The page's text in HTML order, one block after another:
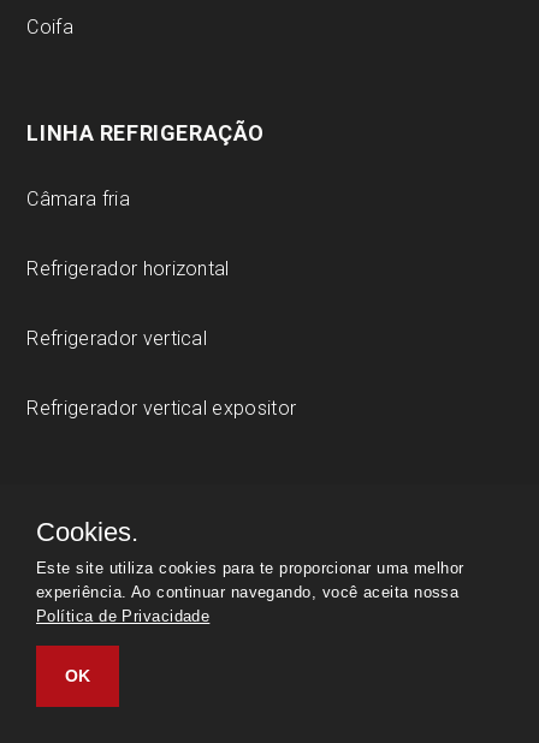
Coifa
LINHA REFRIGERAÇÃO
Câmara fria
Refrigerador horizontal
Refrigerador vertical
Refrigerador vertical expositor
Carro esqueleto
Estante 4 planos
Cookies.
Este site utiliza cookies para te proporcionar uma melhor
experiência. Ao continuar navegando, você aceita nossa
Política de Privacidade
OK